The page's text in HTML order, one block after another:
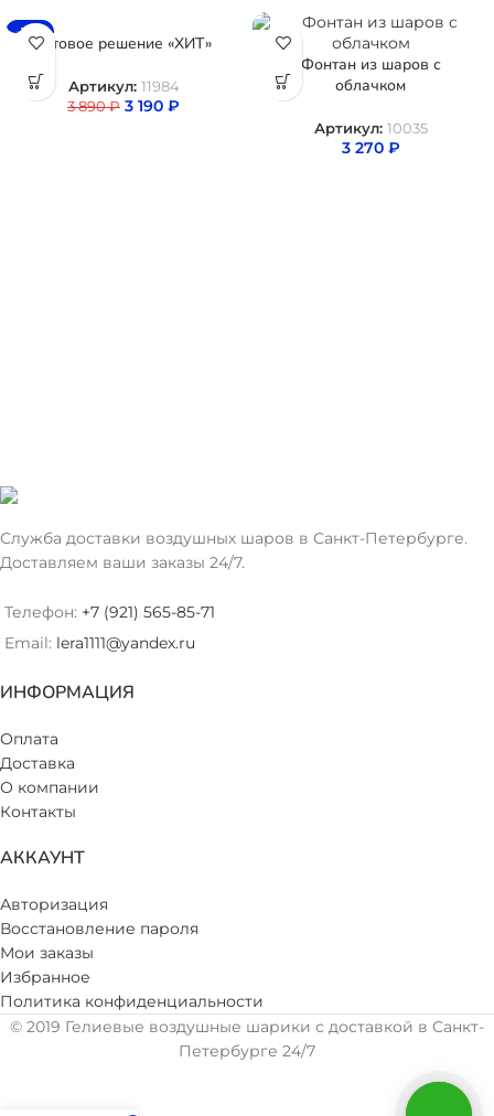
-18%
Готовое решение «ХИТ»
Артикул: 11984
3 890₽ 3 190 ₽
Фонтан из шаров с
облачком
Артикул: 10035
3 270 ₽
Служба доставки воздушных шаров в Санкт-Петербурге.
Доставляем ваши заказы 24/7.
Телефон: +7 (921) 565-85-71
Email: lera1111@yandex.ru
ИНФОРМАЦИЯ
Оплата
Доставка
О компании
Контакты
АККАУНТ
Авторизация
Восстановление пароля
Мои заказы
Избранное
Политика конфиденциальности
© 2019 Гелиевые воздушные шарики с доставкой в Санкт-
Петербурге 24/7